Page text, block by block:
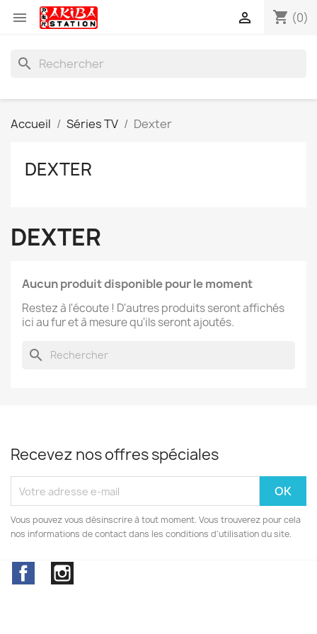
 shopping_cart (0)

search
Accueil Séries TV Dexter
DEXTER
DEXTER
Aucun produit disponible pour le moment
Restez à l'écoute ! D'autres produits seront affichés
ici au fur et à mesure qu'ils seront ajoutés.
search
Recevez nos offres spéciales
Vous pouvez vous désinscrire à tout moment. Vous trouverez pour cela
nos informations de contact dans les conditions d'utilisation du site.
Facebook